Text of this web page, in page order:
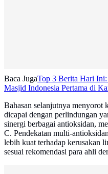
Baca JugaTop 3 Berita Hari
Masjid Indonesia Pertama di
Bahasan selanjutnya menyorot
dicapai dengan perlindungan
sinergi berbagai antioksidan,
C. Pendekatan multi-
lebih kuat terhadap kerusakan
sesuai rekomendasi para ahli